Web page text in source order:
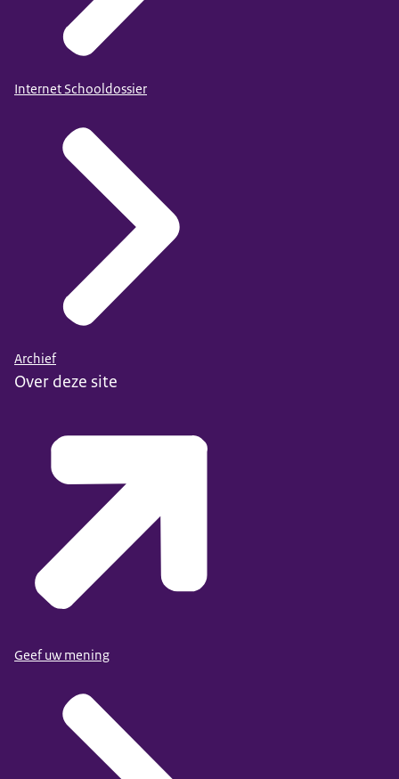
Internet Schooldossier
Archief
Over deze site
Geef uw mening